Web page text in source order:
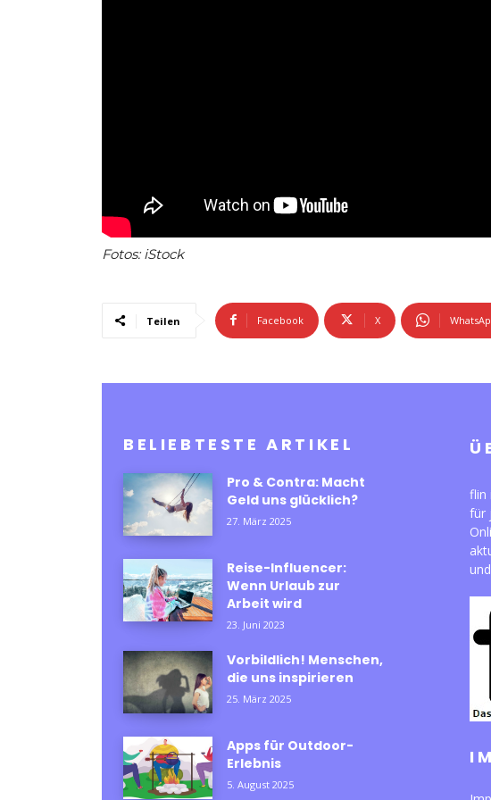
Fotos: iStock
Teilen Facebook X
BELIEBTESTE ARTIKEL
Pro & Contra: Macht
Geld uns glücklich?
27. März 2025
Reise-Influencer:
Wenn Urlaub zur
Arbeit wird
23. Juni 2023
Vorbildlich! Menschen,
die uns inspirieren
25. März 2025
Apps für Outdoor-
Erlebnis
5. August 2025
flin
für